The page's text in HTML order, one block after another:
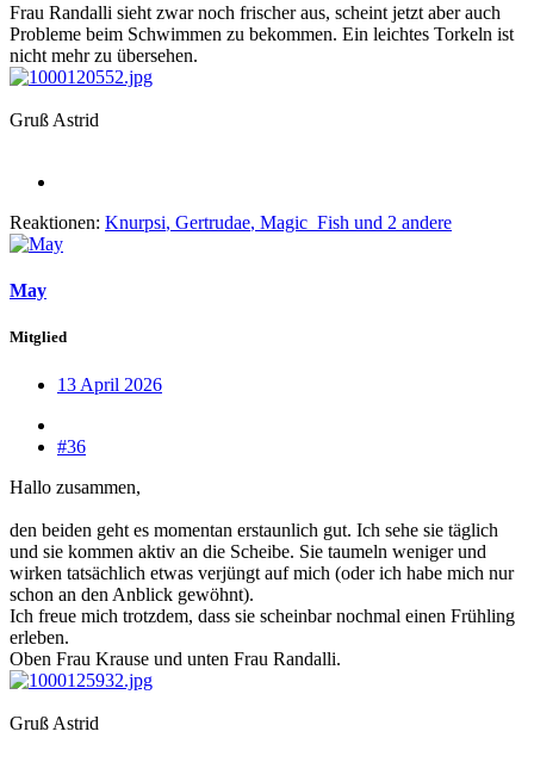
Frau Randalli sieht zwar noch frischer aus, scheint jetzt aber auch
Probleme beim Schwimmen zu bekommen. Ein leichtes Torkeln ist
nicht mehr zu übersehen.
Gruß Astrid
Reaktionen: Knurpsi, Gertrudae, Magic_Fish und 2 andere
May
Mitglied
13 April 2026
#36
Hallo zusammen,
den beiden geht es momentan erstaunlich gut. Ich sehe sie täglich
und sie kommen aktiv an die Scheibe. Sie taumeln weniger und
wirken tatsächlich etwas verjüngt auf mich (oder ich habe mich nur
schon an den Anblick gewöhnt).
Ich freue mich trotzdem, dass sie scheinbar nochmal einen Frühling
erleben.
Oben Frau Krause und unten Frau Randalli.
Gruß Astrid